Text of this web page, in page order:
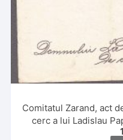
Comitatul Zarand, act
cerc a lui Ladislau
Amos Frâncu și